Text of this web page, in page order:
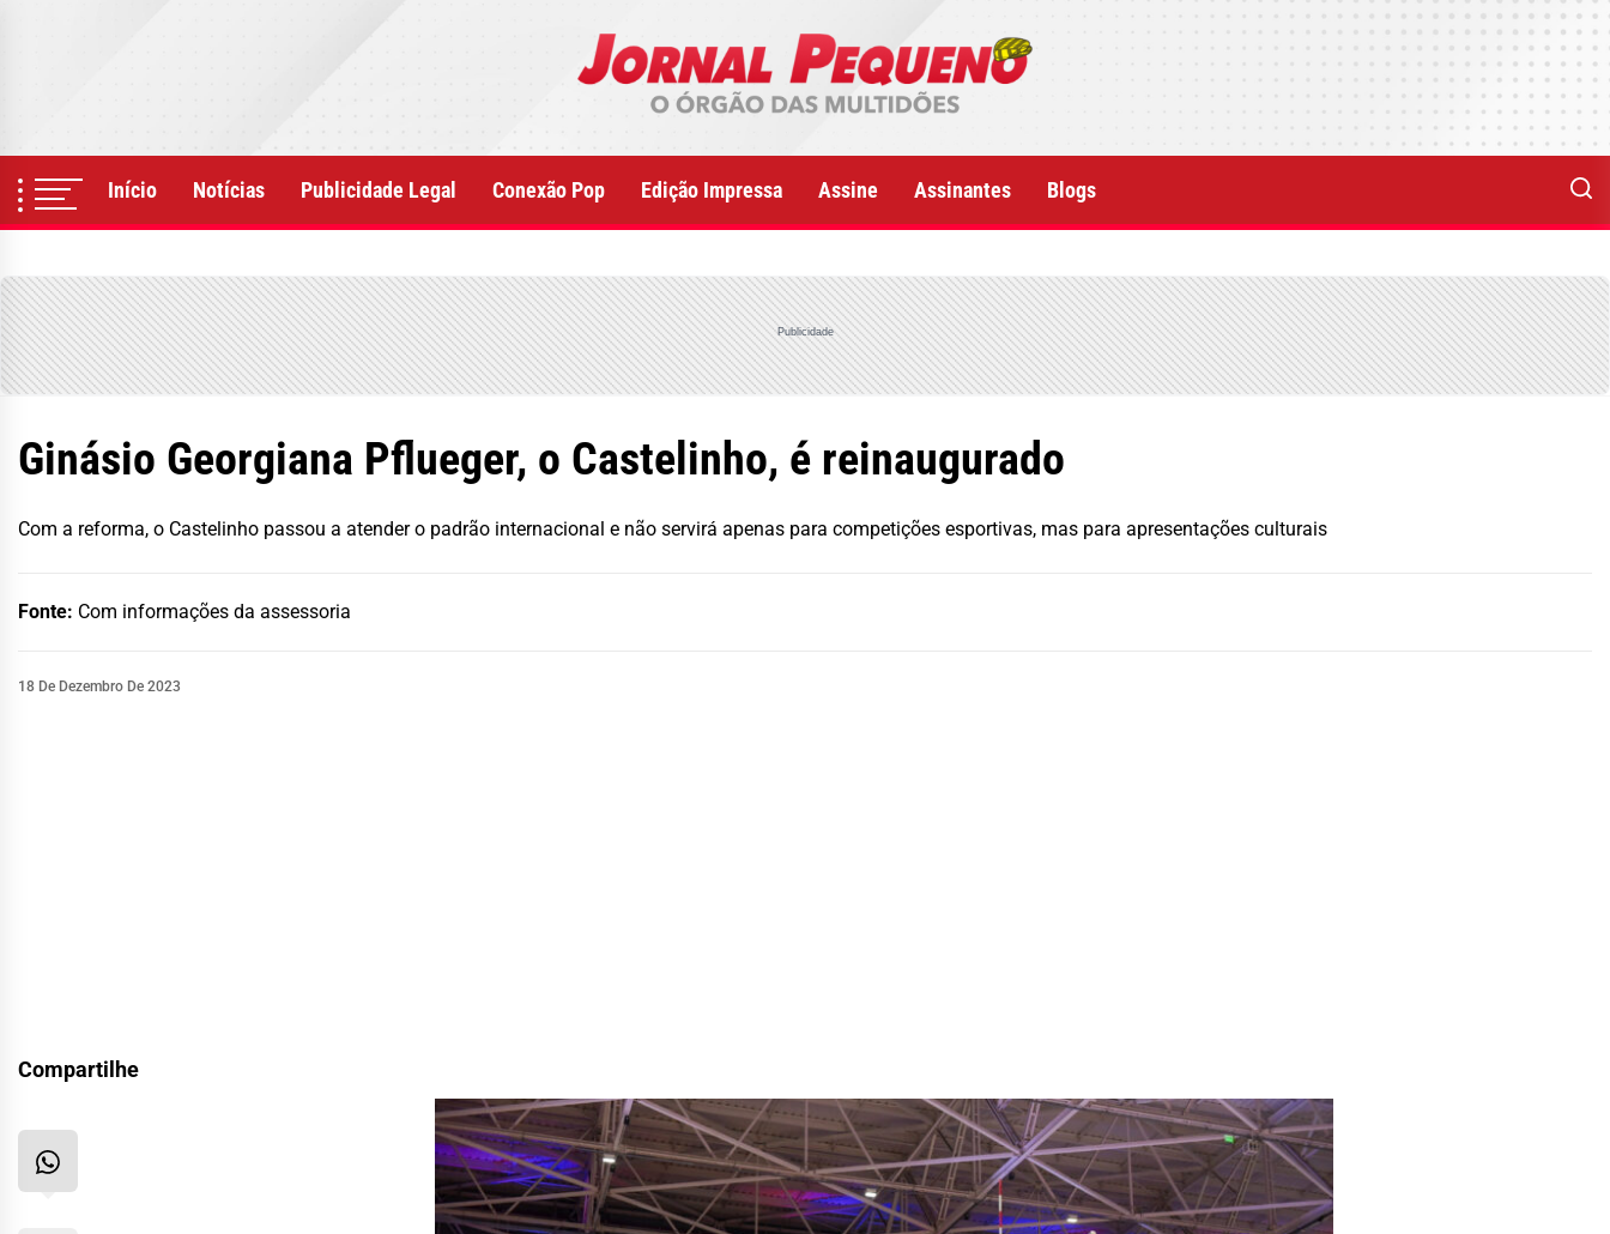
Início Notícias Publicidade Legal Conexão Pop Edição Impressa Assine Assinantes Blogs
Publicidade
Ginásio Georgiana Pflueger, o Castelinho, é reinaugurado
Com a reforma, o Castelinho passou a atender o padrão internacional e não servirá apenas para competições esportivas, mas para apresentações culturais
Fonte: Com informações da assessoria
18 De Dezembro De 2023
Compartilhe